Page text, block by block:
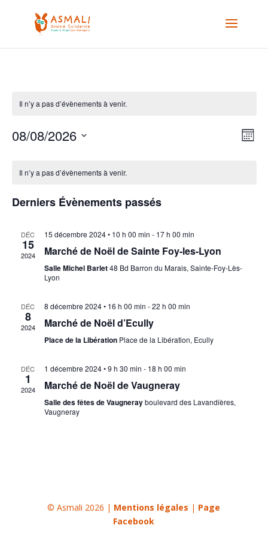
Il n’y a pas d’évènements à venir.
de
Mois
08/08/2026
date.
de
Évènements
Il n’y a pas d’évènements à venir.
Derniers Évènements passés
DÉC
15
2024
15 décembre 2024 • 10 h 00 min - 17 h 00 min
Marché de Noël de Sainte Foy-les-Lyon
Salle Michel Barlet48 Bd Barron du Marais, Sainte-Foy-Lès-
Lyon
DÉC
8
2024
8 décembre 2024 • 16 h 00 min -22 h 00 min
Marché de Noël d’Ecully
Place de la Libération Place de la Libération, Ecully
DÉC
1
2024
1 décembre 2024 • 9 h 30 min - 18 h 00 min
Marché de Noël de Vaugneray
Salle des fêtes de Vaugnerayboulevard des Lavandières,
Vaugneray
© Asmali 2026 | Mentions légales | Page
Facebook